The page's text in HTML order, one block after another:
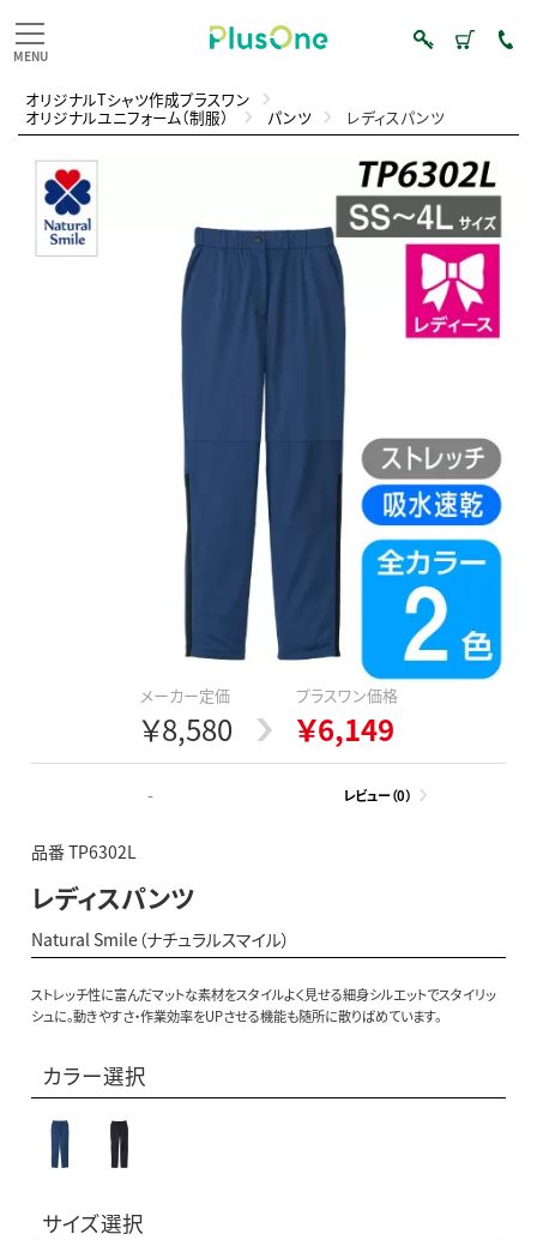
オリジナルTシャツ作成プラスワン
オリジナルユニフォーム（制服） パンツ レディスパンツ
メーカー定価
￥8,580
プラスワン価格
￥6,149
- レビュー（0）
品番 TP6302L
レディスパンツ
Natural Smile（ナチュラルスマイル）
ストレッチ性に富んだマットな素材をスタイルよく見せる細身シルエットでスタイリッ
シュに。動きやすさ・作業効率をUPさせる機能も随所に散りばめています。
カラー選択
サイズ選択